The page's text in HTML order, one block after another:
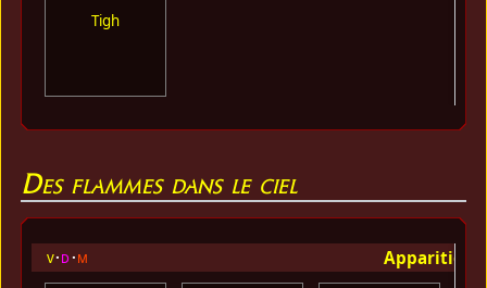
Tigh
Des flammes dans le ciel
v d m Apparition